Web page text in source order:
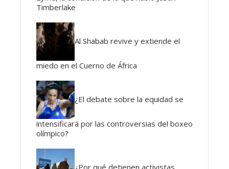
Timberlake
Al Shabab revive y extiende el
miedo en el Cuerno de África
¿El debate sobre la equidad se
intensificará por las controversias del boxeo
olímpico?
¿Por qué detienen activistas